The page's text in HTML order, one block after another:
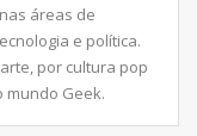
áreas de
e política.
por cultura pop
mundo Geek.